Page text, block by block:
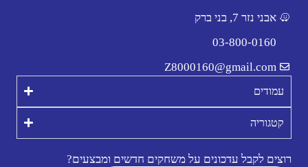
אבני נזר 7, בני ברק
03-800-0160
Z8000160@gmail.com
עמודים
קטגוריה
רוצים לקבל עדכונים על משחקים חדשים ומבצעים?